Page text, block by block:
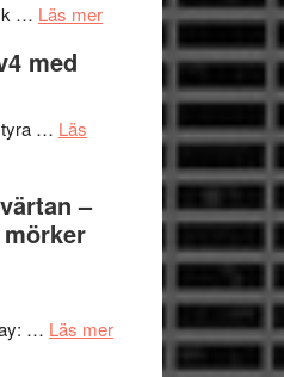
Scensommar
Artipelag
… Läs merom
Filmrecension:
Shadow
spännande
en
med
… Läs
–
… Läs merom